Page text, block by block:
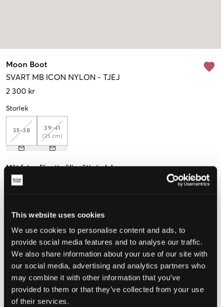
This website uses cookies
We use cookies to personalise content and ads, to
provide social media features and to analyse our traffic.
We also share information about your use of our site with
our social media, advertising and analytics partners who
may combine it with other information that you’ve
provided to them or that they’ve collected from your use
of their services.
Moon Boot
SVART MB ICON NYLON - TJEJ
2 300 kr
Storlek
35-38 39-41
(25 cm)
Mät foten för att välja rätt storlek
Upplevd storlek
VÄLJ STORLEK
Fri fraktpå beställningar över 699 kr
Öppet köpi 60 dagar
Leverans2-4 vardagar